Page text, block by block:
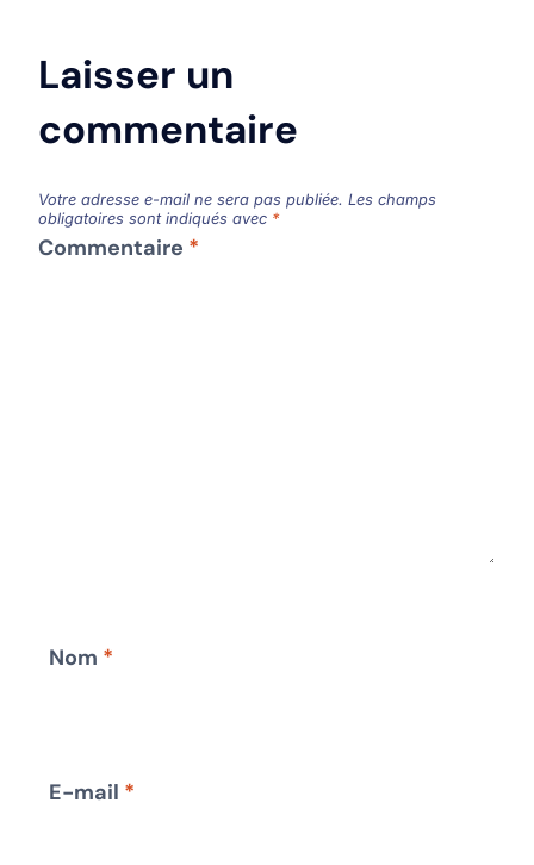
Laisser un
commentaire
Votre adresse e-mail ne sera pas publiée. Les champs
obligatoires sont indiqués avec *
Commentaire *
Nom *
E-mail *